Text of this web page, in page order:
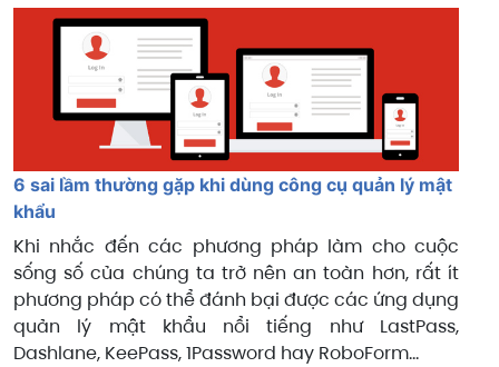
6 sai lầm thường gặp khi dùng công cụ quản lý mật
khẩu
Khi nhắc đến các phương pháp làm cho cuộc
sống số của chúng ta trở nên an toàn hơn, rất ít
phương pháp có thể đánh bại được các ứng dụng
quản lý mật khẩu nổi tiếng như LastPass,
Dashlane, KeePass, 1Password hay RoboForm...